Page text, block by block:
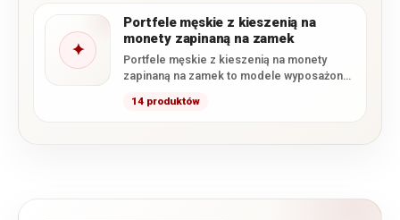
✦
Portfele męskie z kieszenią na
monety zapinaną na zamek
Portfele męskie z kieszenią na monety
zapinaną na zamek to modele wyposażone
14 produktów